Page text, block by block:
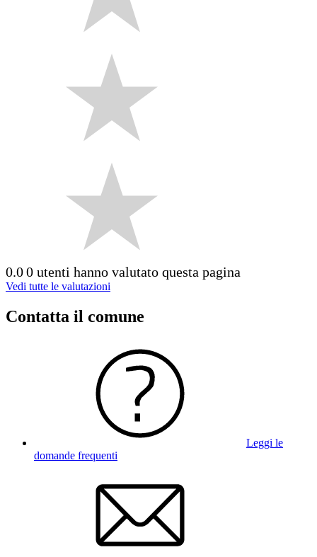
0.00 utenti hanno valutato questa pagina
Vedi tutte le valutazioni
Contatta il comune
Leggi le
domande frequenti